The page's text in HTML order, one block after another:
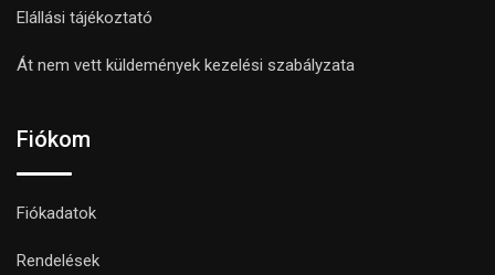
Elállási tájékoztató
Át nem vett küldemények kezelési szabályzata
Fiókom
Fiókadatok
Rendelések